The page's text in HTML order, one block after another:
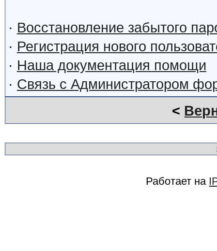
· Восстановление забытого
· Регистрация нового
· Наша документация помощи
· Связь с Администратором
<
Работает на